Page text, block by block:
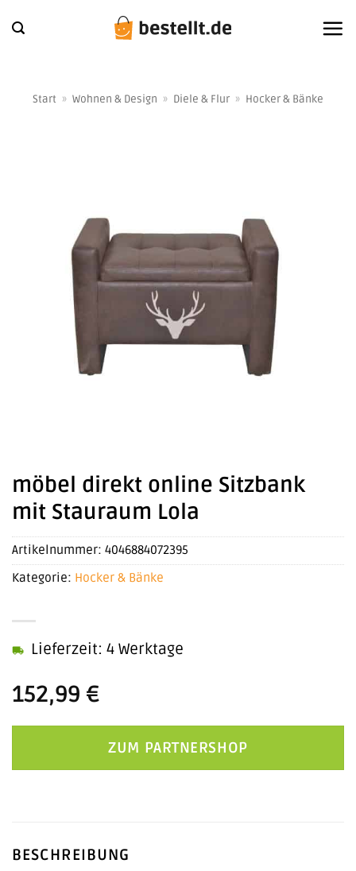
Inhalt
Start » Wohnen & Design » Diele & Flur » Hocker & Bänke
möbel direkt online Sitzbank
mit Stauraum Lola
152,99 €
Lieferzeit: 4 Werktage
ZUM PARTNERSHOP
Artikelnummer: 4046884072395
Kategorie: Hocker & Bänke
BESCHREIBUNG